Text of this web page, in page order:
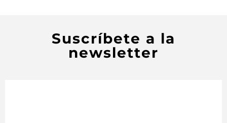
Suscríbete a la
newsletter